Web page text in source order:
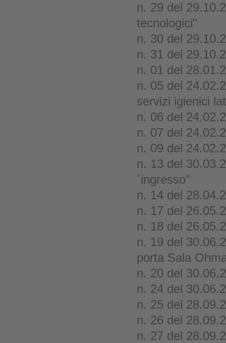
n. 29 del
tecnologici"
n. 30 del
n. 31 del
n. 01 del
n. 05 del
servizi igienici
n. 06 del
n. 07 del
n. 09 del
n. 13 del
´ingresso"
n. 14 del
n. 17 del
n. 18 del
n. 19 del
porta Sala
n. 20 del
n. 24 del
n. 25 del
n. 26 del
n. 27 del